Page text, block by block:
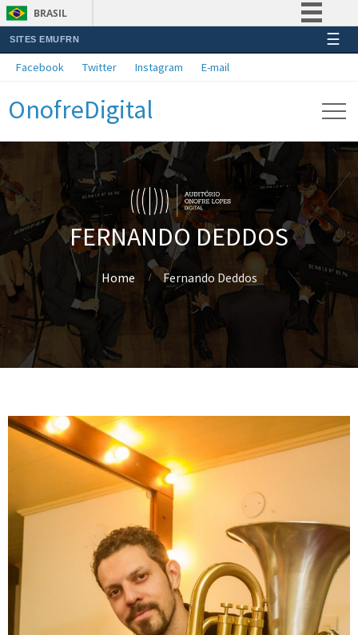
BRASIL
Simplifique!
Acesso à informação
Legislação
Canais
SITES EMUFRN ☰
Facebook Twitter Instagram E-mail
OnofreDigital
FERNANDO DEDDOS
Home Fernando Deddos